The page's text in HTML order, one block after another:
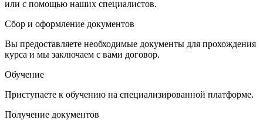
или с помощью наших специалистов.
Сбор и оформление документов
Вы предоставляете необходимые документы для прохождения
курса и мы заключаем с вами договор.
Обучение
Приступаете к обучению на специализированной платформе.
Получение документов